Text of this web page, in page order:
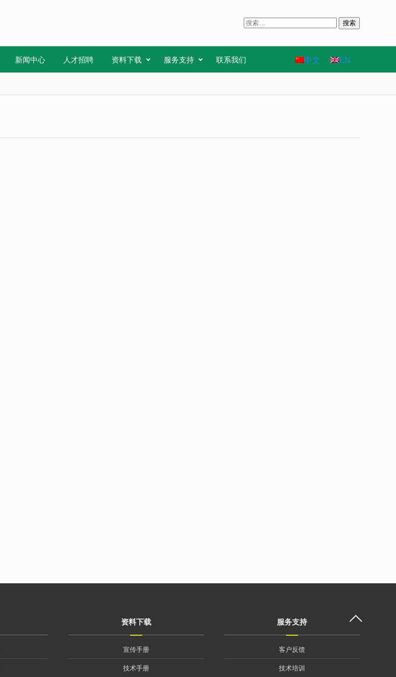
搜
新闻中心 人才招聘 资料下载 服务支持 联系我们 中文 EN
资料下载
宣传手册
技术手册
服务支持
客户反馈
技术培训